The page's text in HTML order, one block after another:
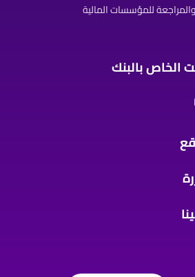
للمؤسسات المالية
الخاص بالبنك